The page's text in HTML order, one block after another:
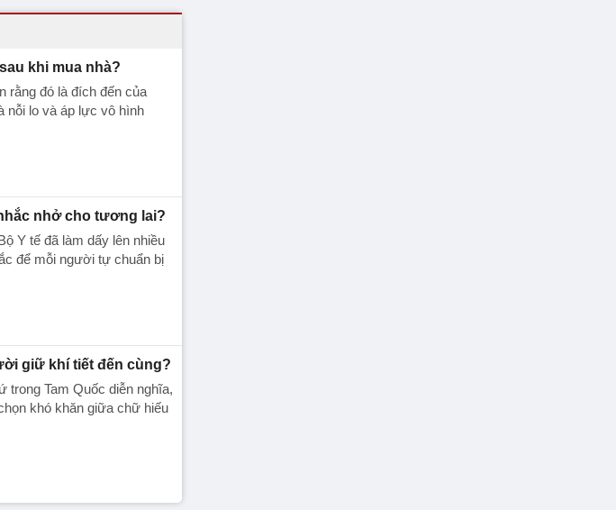
khi mua nhà?
rằng đó là đích đến của
nỗi lo và áp lực vô hình
nhở cho tương lai?
Y tế đã làm dấy lên nhiều
để mỗi người tự chuẩn bị
giữ khí tiết đến cùng?
trong Tam Quốc diễn nghĩa,
khó khăn giữa chữ hiếu